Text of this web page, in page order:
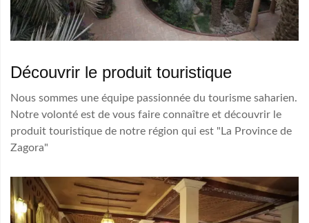
Découvrir le produit touristique
Nous sommes une équipe passionnée du tourisme saharien.
Notre volonté est de vous faire connaître et découvrir le
produit touristique de notre région qui est "La Province de
Zagora"